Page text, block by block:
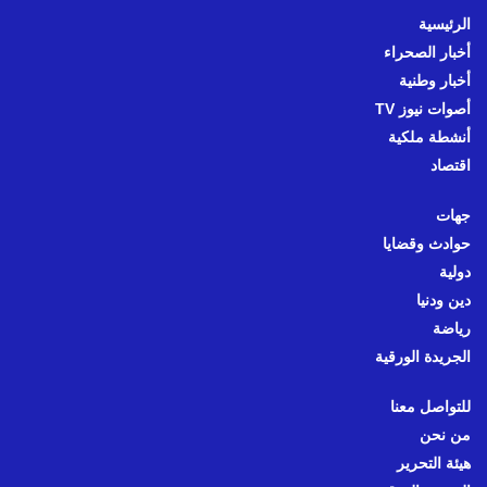
الرئيسية
أخبار الصحراء
أخبار وطنية
أصوات نيوز TV
أنشطة ملكية
اقتصاد
جهات
حوادث وقضايا
دولية
دين ودنيا
رياضة
الجريدة الورقية
للتواصل معنا
من نحن
هيئة التحرير